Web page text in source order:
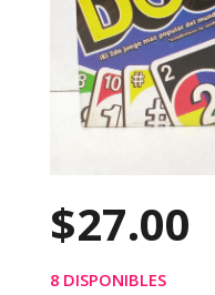
$27.00
8 DISPONIBLES